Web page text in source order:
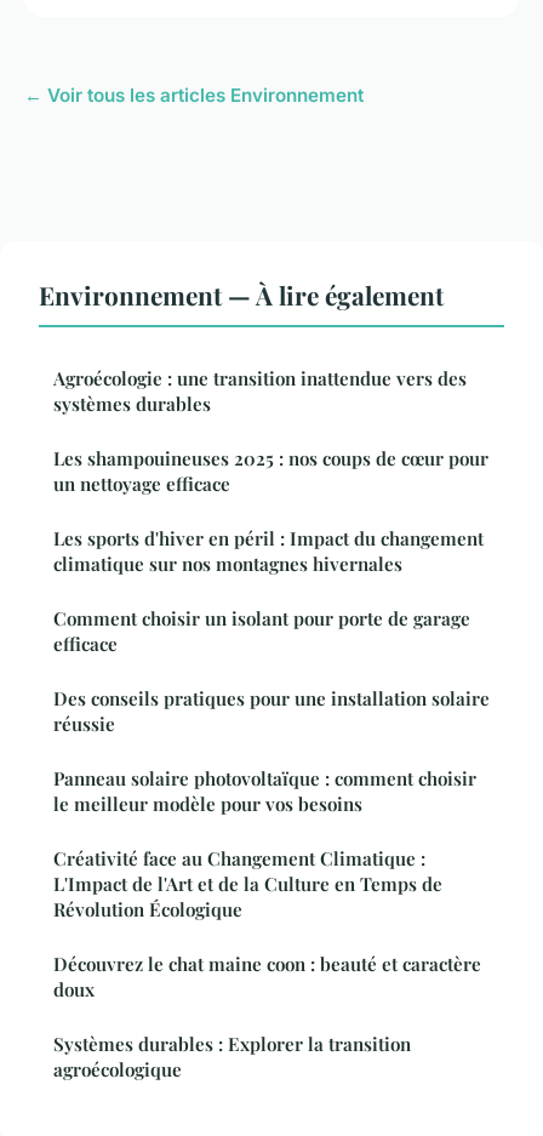
← Voir tous les articles Environnement
Environnement — À lire également
Agroécologie : une transition inattendue vers des
systèmes durables
Les shampouineuses 2025 : nos coups de cœur pour
un nettoyage efficace
Les sports d'hiver en péril : Impact du changement
climatique sur nos montagnes hivernales
Comment choisir un isolant pour porte de garage
efficace
Des conseils pratiques pour une installation solaire
réussie
Panneau solaire photovoltaïque : comment choisir
le meilleur modèle pour vos besoins
Créativité face au Changement Climatique :
L'Impact de l'Art et de la Culture en Temps de
Révolution Écologique
Découvrez le chat maine coon : beauté et caractère
doux
Systèmes durables : Explorer la transition
agroécologique